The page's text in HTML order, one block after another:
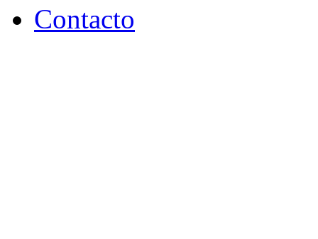
Contacto